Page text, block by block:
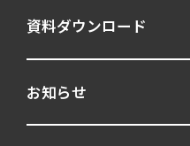
資料ダウンロード
お知らせ